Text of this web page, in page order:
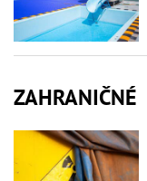
ZAHRANIČNÉ